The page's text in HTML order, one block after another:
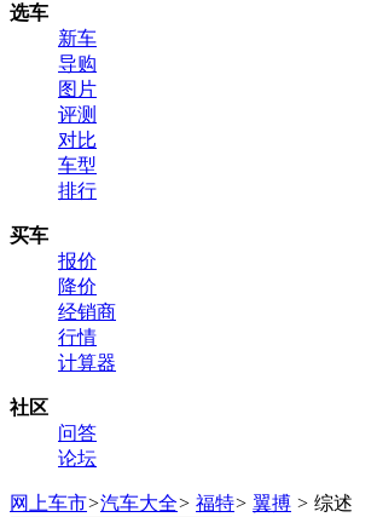
选车
新车
导购
图片
评测
对比
车型
排行
买车
报价
降价
经销商
行情
计算器
社区
问答
论坛
网上车市>汽车大全> 福特> 翼搏 > 综述